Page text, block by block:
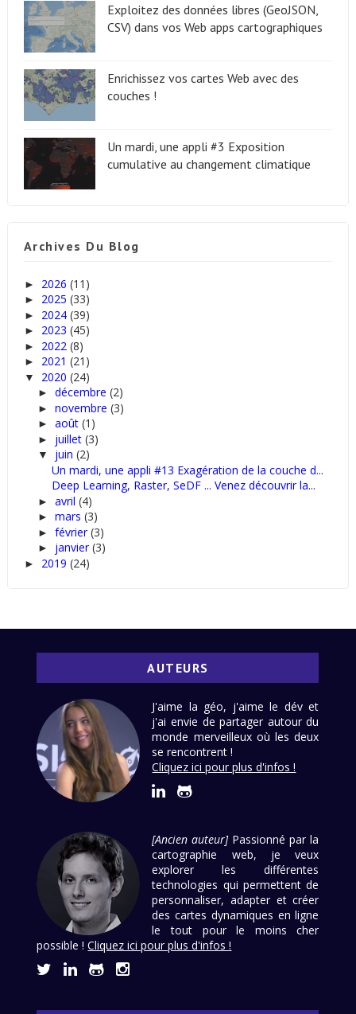
Exploitez des données libres (GeoJSON,
CSV) dans vos Web apps cartographiques
Enrichissez vos cartes Web avec des
couches !
Un mardi, une appli #3 Exposition
cumulative au changement climatique
Archives Du Blog
► 2026 (11)
► 2025 (33)
► 2024 (39)
► 2023 (45)
► 2022 (8)
► 2021 (21)
▼ 2020 (24)
► décembre (2)
► novembre (3)
► août (1)
► juillet (3)
▼ juin (2)
Un mardi, une appli #13 Exagération de la couche d...
Deep Learning, Raster, SeDF ... Venez découvrir la...
► avril (4)
► mars (3)
► février(3)
► janvier(3)
► 2019 (24)
AUTEURS
J'aime la géo, j'aime le dév et
j'ai envie de partager autour du
monde merveilleux où les deux
se rencontrent !
Cliquez ici pour plus d'infos !
[Ancien auteur]Passionné par la
cartographie web, je veux
explorer les différentes
technologies qui permettent de
personnaliser, adapter et créer
des cartes dynamiques en ligne
le tout pour le moins cher
possible !Cliquez ici pour plus d'infos !